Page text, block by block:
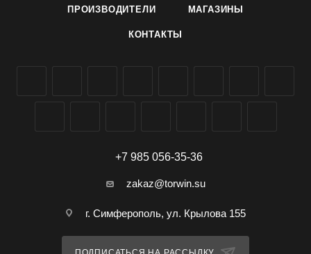
ПРОИЗВОДИТЕЛИ МАГАЗИНЫ
КОНТАКТЫ
+7 985 056-35-36
zakaz@torwin.su
г. Симферополь, ул. Крылова 155